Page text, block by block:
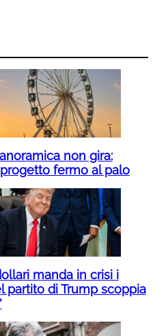
non gira:
fermo al palo
manda in crisi i
partito di Trump scoppia